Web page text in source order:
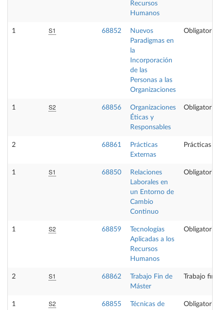
Recursos
Humanos
1 S1 68852
Nuevos
Paradigmas en
la
Incorporación
de las
Personas a las
Organizaciones
Obligatoria
1 S2 68856
Organizaciones
Éticas y
Responsables
Obligatoria
2 68861
Prácticas
Externas
Prácticas
1 S1 68850
Relaciones
Laborales en
un Entorno de
Cambio
Continuo
Obligatoria
1 S2 68859
Tecnologías
Aplicadas a los
Recursos
Humanos
Obligatoria
2 S1 68862
Trabajo Fin de
Máster
Trabajo fin
1 S2 68855
Técnicas de
Obligatoria